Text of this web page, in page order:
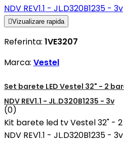
Vizualizare rapida
Referinta: 1VE3207
Marca: Vestel
Set barete LED Vestel 32" - 2
NDV REV1.1 - JL.D320B1235 - 3v
(0)
Kit barete led tv Vestel 32" - 2
NDV REV1.1 - JL.D320B1235 -